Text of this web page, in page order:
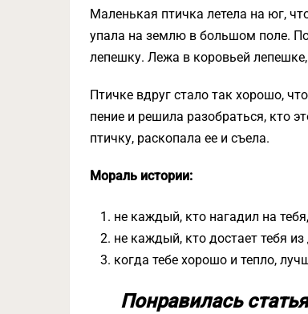
Маленькая птичка летела на юг,
упала на землю в большом поле.
лепешку. Лежа в коровьей
Птичке вдруг стало так хорошо,
пение и решила разобраться, кто
птичку, раскопала ее и съела.
Мораль истории:
не каждый, кто нагадил на
не каждый, кто достает тебя из
когда тебе хорошо и тепло,
Понравилась